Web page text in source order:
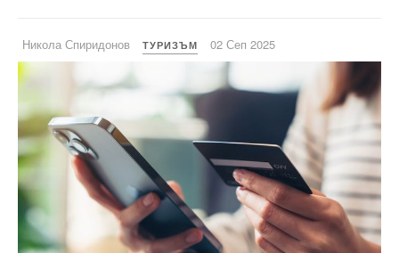
Никола Спиридонов ТУРИЗЪМ 02 Сеп 2025